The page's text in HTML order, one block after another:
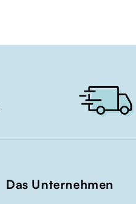
Das Unternehmen